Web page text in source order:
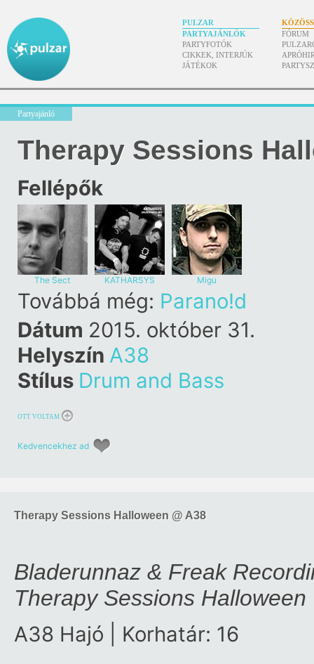
PULZAR
PARTYAJÁNLÓK
PARTYFOTÓK
CIKKEK, INTERJÚK
JÁTÉKOK
FÓRUM
Partyajánló
Therapy Sessions
Fellépők
The Sect KATHARSYS Migu
Továbbá még: Parano!d
Dátum 2015. október 31.
Helyszín A38
Stílus Drum and Bass
OTT VOLTAM
Kedvencekhez ad
Therapy Sessions Halloween @ A38
Bladerunnaz & Freak
Therapy Sessions Halloween
A38 Hajó | Korhatár: 16